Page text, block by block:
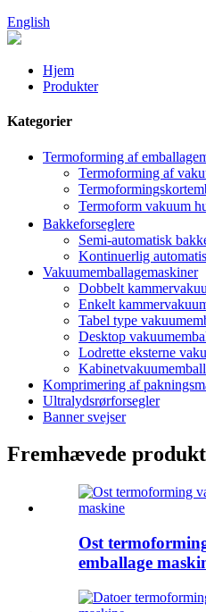
English
Hjem
Produkter
Kategorier
Termoforming af
Termoforming af
Termoform vakuum
Bakkeforseglere
Semi-automatisk
Kontinuerlig
Vakuumemballagemaskiner
Dobbelt
Enkelt
Tabel type
Desktop
Lodrette eksterne
Komprimering af
Ultralydsrørforsegler
Banner svejser
Fremhævede
Ost
emballage